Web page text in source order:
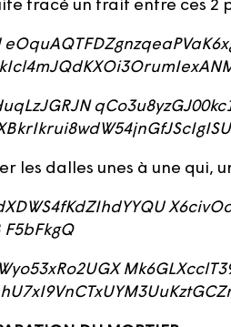
tracé un trait entre ces
les dalles unes à une